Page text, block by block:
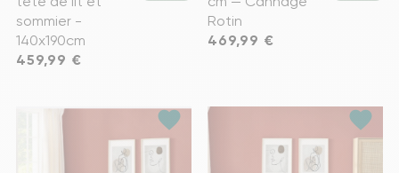
sommier -
140x190cm
Prix
459,99 €
Rotin
Prix
469,99 €
favorite favorite